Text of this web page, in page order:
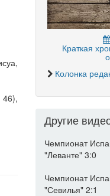
Краткая
Колонка
Другие
Чемпионат
"Леванте" 3:0
Чемпионат
"Севилья" 2:1